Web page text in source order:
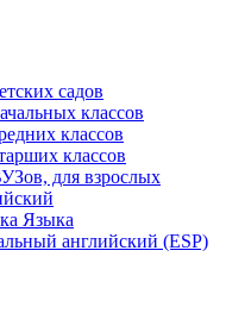
садов
классов
классов
классов
для взрослых
Языка
английский (ESP)